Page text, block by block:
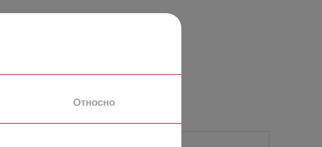
Относно